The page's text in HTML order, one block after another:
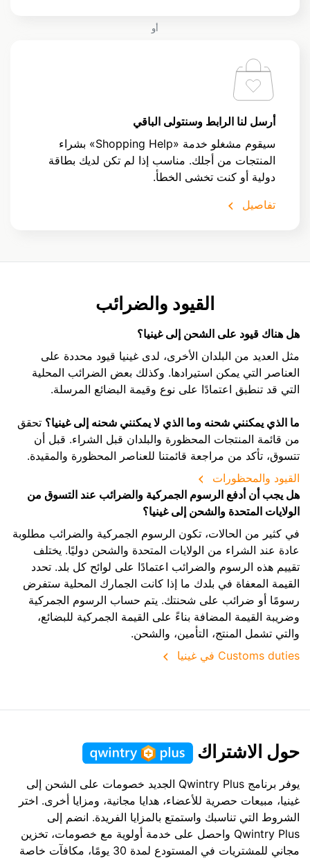
أو
أرسل لنا الرابط وسنتولى الباقي
سيقوم مشغلو خدمة «Shopping Help» بشراء
المنتجات من أجلك. مناسب إذا لم تكن لديك بطاقة
دولية أو كنت تخشى الخطأ.
تفاصيل
القيود والضرائب
هل هناك قيود على الشحن إلى غينيا؟
مثل العديد من البلدان الأخرى، لدى غينيا قيود محددة على
العناصر التي يمكن استيرادها. وكذلك بعض الضرائب المحلية
التي قد تنطبق اعتمادًا على نوع وقيمة البضائع المرسلة.
ما الذي يمكنني شحنه وما الذي لا يمكنني شحنه إلى غينيا؟ تحقق
من قائمة المنتجات المحظورة والبلدان قبل الشراء. قبل أن
تتسوق، تأكد من مراجعة قائمتنا للعناصر المحظورة والمقيدة.
القيود والمحظورات
هل يجب أن أدفع الرسوم الجمركية والضرائب عند التسوق من
الولايات المتحدة والشحن إلى غينيا؟
في كثير من الحالات، تكون الرسوم الجمركية والضرائب مطلوبة
عادة عند الشراء من الولايات المتحدة والشحن دوليًا. يختلف
تقييم هذه الرسوم والضرائب اعتمادًا على لوائح كل بلد. تحدد
القيمة المعفاة في بلدك ما إذا كانت الجمارك المحلية ستفرض
رسومًا أو ضرائب على شحنتك. يتم حساب الرسوم الجمركية
وضريبة القيمة المضافة بناءً على القيمة الجمركية للبضائع،
والتي تشمل المنتج، التأمين، والشحن.
Customs duties في غينيا
حول الاشتراك
يوفر برنامج Qwintry Plus الجديد خصومات على الشحن إلى
غينيا، مبيعات حصرية للأعضاء، هدايا مجانية، ومزايا أخرى. اختر
الشروط التي تناسبك واستمتع بالمزايا الفريدة. انضم إلى
Qwintry Plus واحصل على خدمة أولوية مع خصومات، تخزين
مجاني للمشتريات في المستودع لمدة 30 يومًا، مكافآت خاصة